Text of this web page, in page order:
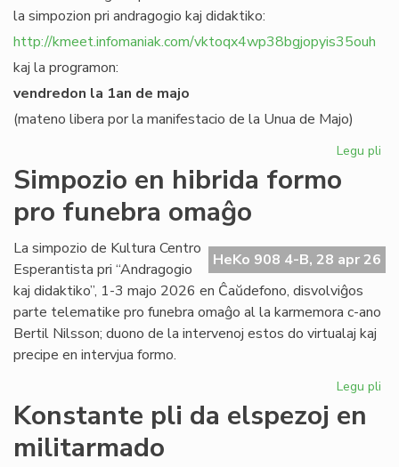
la simpozion pri andragogio kaj didaktiko:
http://kmeet.infomaniak.com/vktoqx4wp38bgjopyis35ouh
kaj la programon:
vendredon la 1an de majo
(mateno libera por la manifestacio de la Unua de Majo)
Legu pli
Simpozio en hibrida formo
pro funebra omaĝo
HeKo 908 4-B, 28 apr 26
La simpozio de Kultura Centro
Esperantista pri “Andragogio
kaj didaktiko”, 1-3 majo 2026 en Ĉaŭdefono, disvolviĝos
parte telematike pro funebra omaĝo al la karmemora c-ano
Bertil Nilsson; duono de la intervenoj estos do virtualaj kaj
precipe en intervjua formo.
Legu pli
Konstante pli da elspezoj en
militarmado